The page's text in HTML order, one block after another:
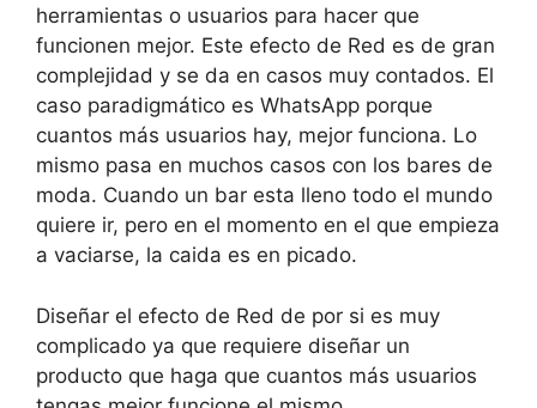
herramientas o usuarios para hacer que
funcionen mejor. Este efecto de Red es de gran
complejidad y se da en casos muy contados. El
caso paradigmático es WhatsApp porque
cuantos más usuarios hay, mejor funciona. Lo
mismo pasa en muchos casos con los bares de
moda. Cuando un bar esta lleno todo el mundo
quiere ir, pero en el momento en el que empieza
a vaciarse, la caida es en picado.
Diseñar el efecto de Red de por si es muy
complicado ya que requiere diseñar un
producto que haga que cuantos más usuarios